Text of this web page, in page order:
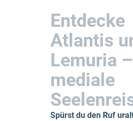
Entdecke
Atlantis
Lemuria –
mediale
Spürst du den Ruf